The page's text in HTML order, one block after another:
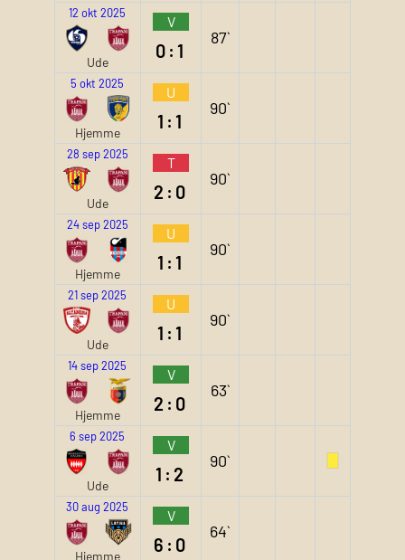
12 okt 2025
Ude
V
0:1
87`
5 okt 2025
Hjemme
U
1:1
90`
28 sep 2025
Ude
T
2:0
90`
24 sep 2025
Hjemme
U
1:1
90`
21 sep 2025
Ude
U
1:1
90`
14 sep 2025
Hjemme
V
2:0
63`
6 sep 2025
Ude
V
1:2
90`
30 aug 2025
Hjemme
V
6:0
64`